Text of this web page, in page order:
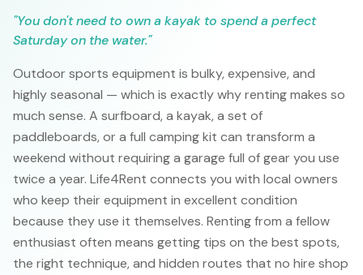
"You don't need to own a kayak to spend a perfect
Saturday on the water."
Outdoor sports equipment is bulky, expensive, and
highly seasonal — which is exactly why renting makes so
much sense. A surfboard, a kayak, a set of
paddleboards, or a full camping kit can transform a
weekend without requiring a garage full of gear you use
twice a year. Life4Rent connects you with local owners
who keep their equipment in excellent condition
because they use it themselves. Renting from a fellow
enthusiast often means getting tips on the best spots,
the right technique, and hidden routes that no hire shop